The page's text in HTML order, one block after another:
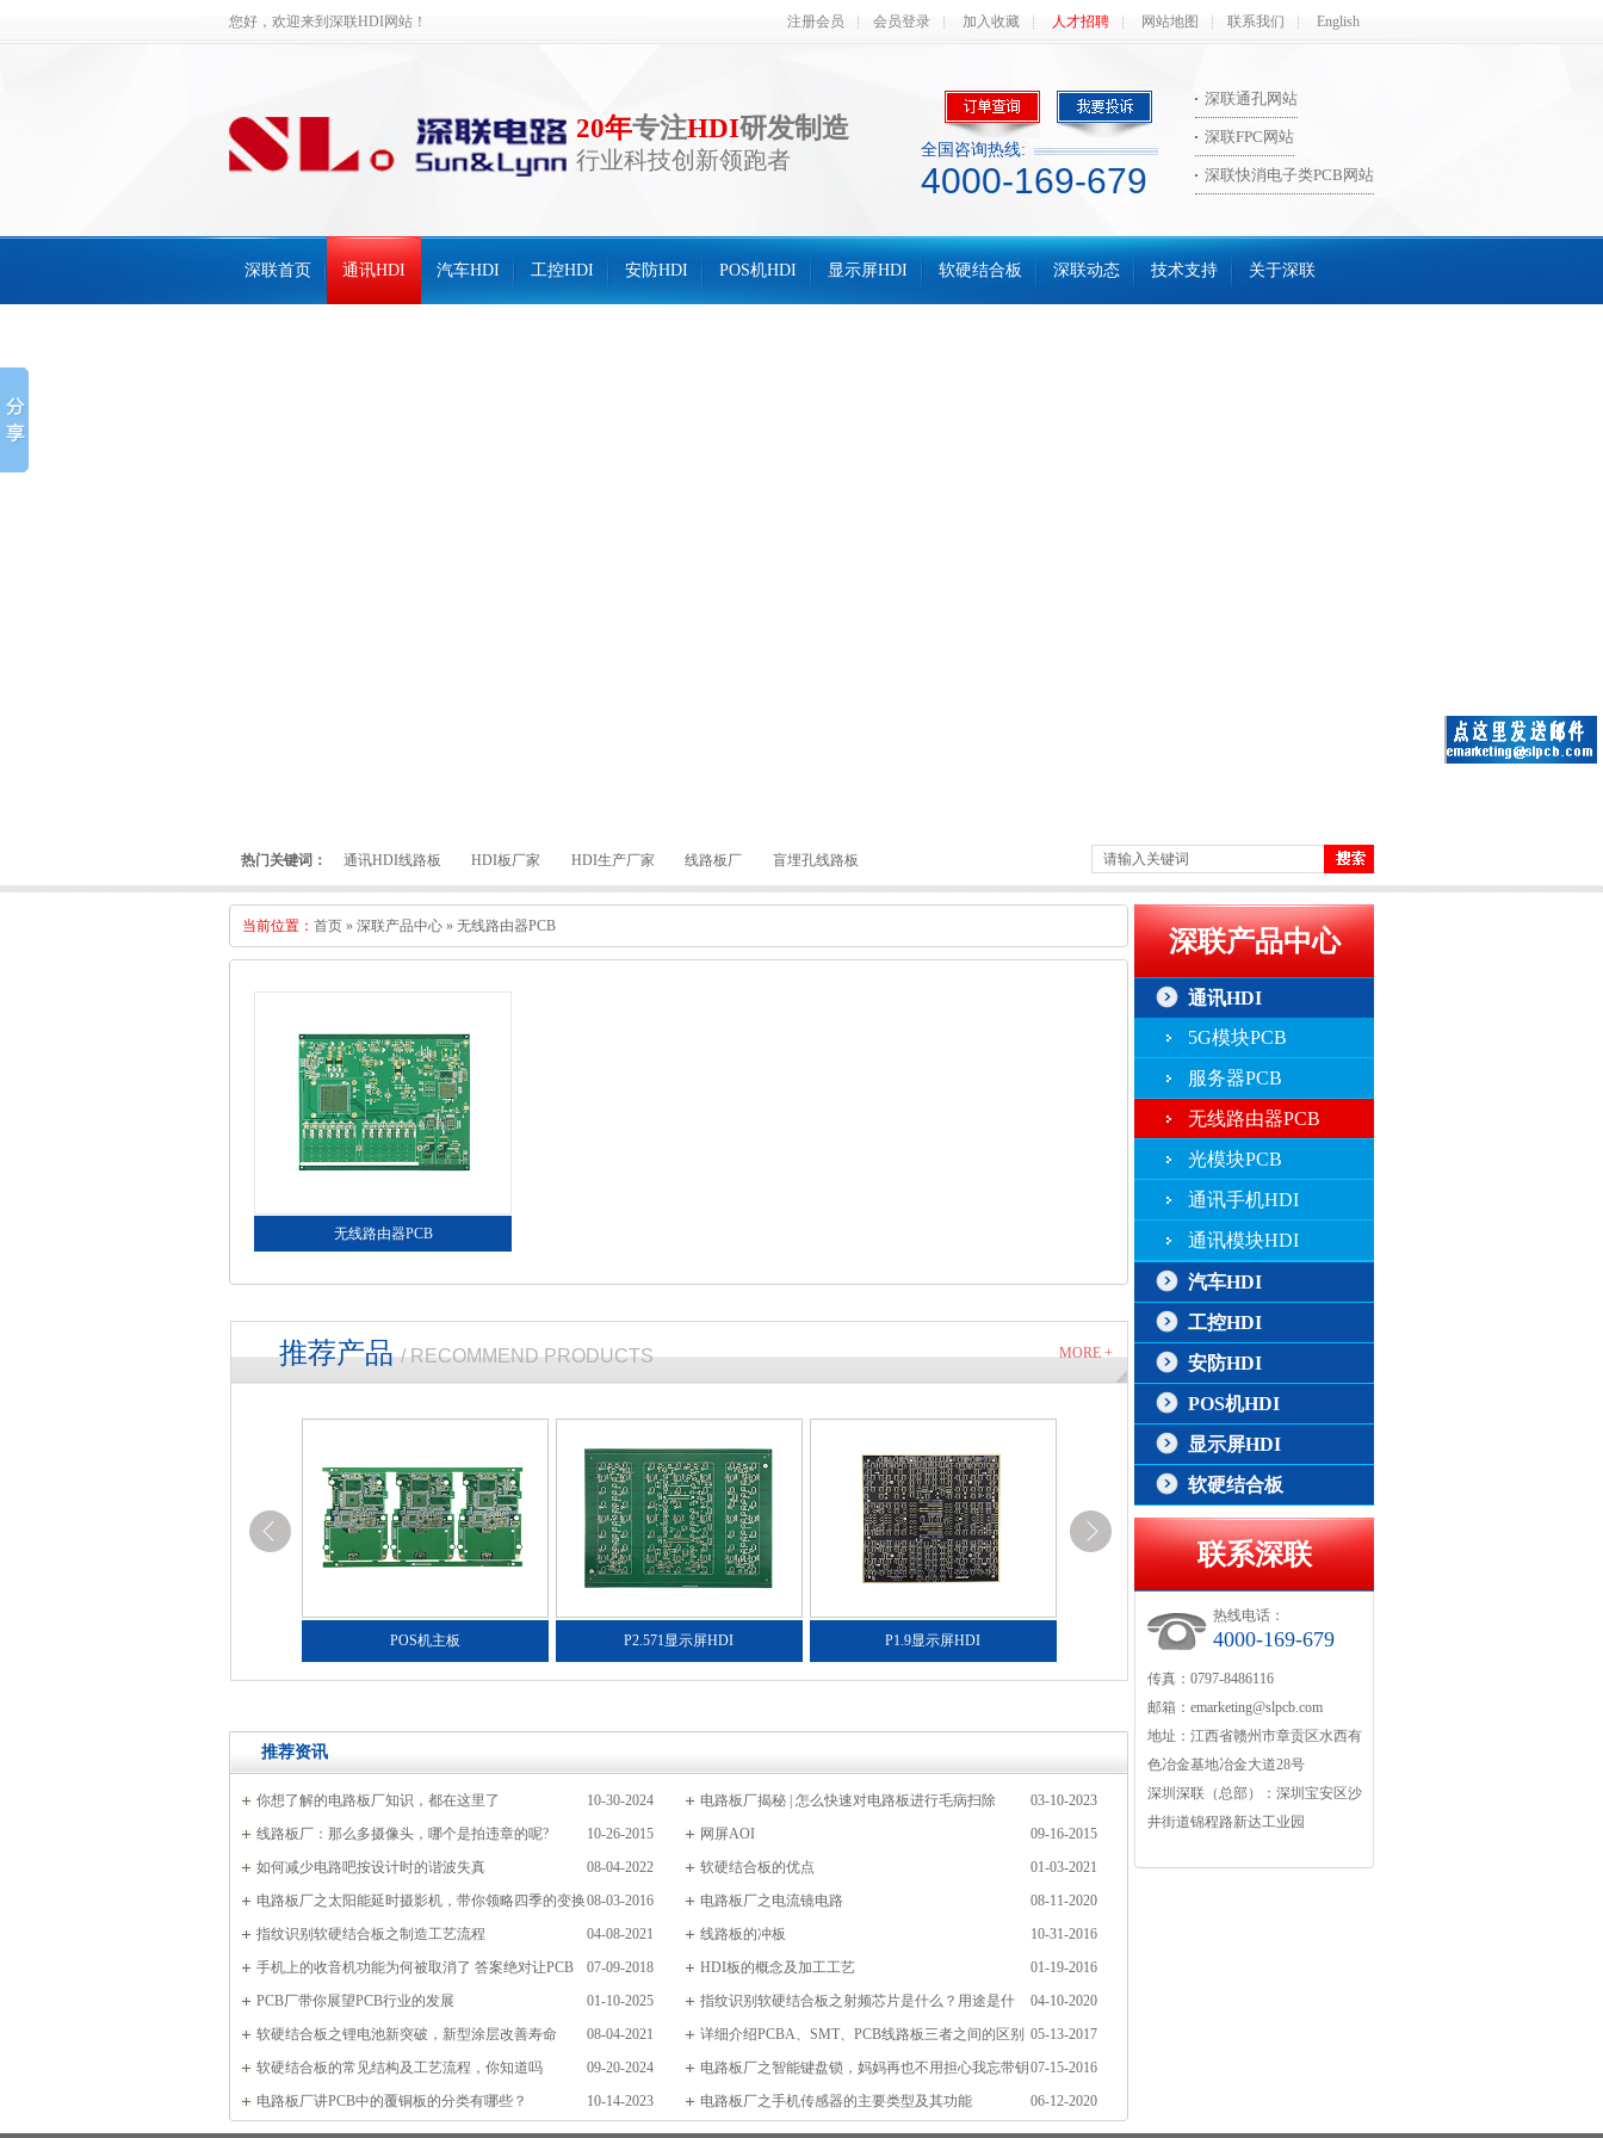
注册会员 会员登录 加入收藏 人才招聘 网站地图 联系我们 English
您好，欢迎来到深联HDI网站！
20年专注HDI研发制造
行业科技创新领跑者 全国咨询热线:
4000-169-679
深联通孔网站
深联FPC网站
深联快消电子类PCB网站
深联首页 通讯HDI 汽车HDI 工控HDI 安防HDI POS机HDI 显示屏HDI 软硬结合板 深联动态 技术支持 关于深联
热门关键词： 通讯HDI线路板 HDI板厂家 HDI生产厂家 线路板厂 盲埋孔线路板
当前位置： 首页 » 深联产品中心 » 无线路由器PCB
无线路由器PCB
MORE +
推荐产品 / RECOMMEND PRODUCTS
POS机主板 P2.571显示屏HDI P1.9显示屏HDI 车队管理系统HDI
推荐资讯
10-30-2024
你想了解的电路板厂知识，都在这里了 03-10-2023
电路板厂揭秘 | 怎么快速对电路板进行毛病扫除
10-26-2015
线路板厂：那么多摄像头，哪个是拍违章的呢? 09-16-2015
网屏AOI
08-04-2022
如何减少电路吧按设计时的谐波失真 01-03-2021
软硬结合板的优点
08-03-2016
电路板厂之太阳能延时摄影机，带你领略四季的变换 08-11-2020
电路板厂之电流镜电路
04-08-2021
指纹识别软硬结合板之制造工艺流程 10-31-2016
线路板的冲板
07-09-2018
手机上的收音机功能为何被取消了 答案绝对让PCB
厂的你很意外！
01-19-2016
HDI板的概念及加工工艺
01-10-2025
PCB厂带你展望PCB行业的发展 04-10-2020
指纹识别软硬结合板之射频芯片是什么？用途是什
么？
08-04-2021
软硬结合板之锂电池新突破，新型涂层改善寿命 05-13-2017
详细介绍PCBA、SMT、PCB线路板三者之间的区别
09-20-2024
软硬结合板的常见结构及工艺流程，你知道吗 07-15-2016
电路板厂之智能键盘锁，妈妈再也不用担心我忘带钥
匙了~
10-14-2023
电路板厂讲PCB中的覆铜板的分类有哪些？ 06-12-2020
电路板厂之手机传感器的主要类型及其功能
深联产品中心
通讯HDI
5G模块PCB
服务器PCB
无线路由器PCB
光模块PCB
通讯手机HDI
通讯模块HDI
汽车HDI
工控HDI
安防HDI
POS机HDI
显示屏HDI
软硬结合板
联系深联
热线电话：
4000-169-679
传真：0797-8486116
邮箱： emarketing@slpcb.com
地址：江西省赣州市章贡区水西有
色冶金基地冶金大道28号
深圳深联（总部）：深圳宝安区沙
井街道锦程路新达工业园